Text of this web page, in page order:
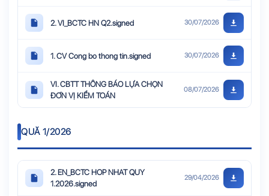
2. VI_BCTC HN Q2.signed 30/07/2026
1. CV Cong bo thong tin.signed 30/07/2026
VI. CBTT THÔNG BÁO LỰA CHỌN
ĐƠN VỊ KIỂM TOÁN
08/07/2026
QUĂ 1/2026
2. EN_BCTC HOP NHAT QUY
1.2026.signed
29/04/2026